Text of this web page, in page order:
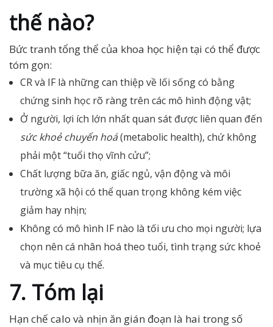
thế nào?
Bức tranh tổng thể của khoa học hiện tại có thể được
tóm gọn:
CR và IF là những can thiệp về lối sống có bằng
chứng sinh học rõ ràng trên các mô hình động vật;
Ở người, lợi ích lớn nhất quan sát được liên quan đến
sức khoẻ chuyển hoá(metabolic health), chứ không
phải một “tuổi thọ vĩnh cửu”;
Chất lượng bữa ăn, giấc ngủ, vận động và môi
trường xã hội có thể quan trọng không kém việc
giảm hay nhịn;
Không có mô hình IF nào là tối ưu cho mọi người; lựa
chọn nên cá nhân hoá theo tuổi, tình trạng sức khoẻ
và mục tiêu cụ thể.
7. Tóm lại
Hạn chế calo và nhịn ăn gián đoạn là hai trong số